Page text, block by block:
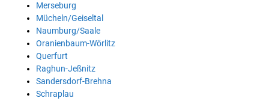
Merseburg
Mücheln/Geiseltal
Naumburg/Saale
Oranienbaum-Wörlitz
Querfurt
Raghun-Jeßnitz
Sandersdorf-Brehna
Schraplau